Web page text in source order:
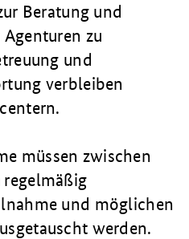
Beratung und
zu
und
verbleiben
müssen zwischen
und möglichen
werden.